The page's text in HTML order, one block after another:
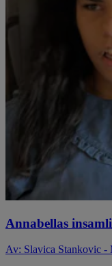
Annabellas
Av: Slavica Stankovic -